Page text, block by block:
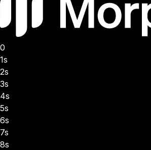
0
1s
2s
3s
4s
5s
6s
7s
8s